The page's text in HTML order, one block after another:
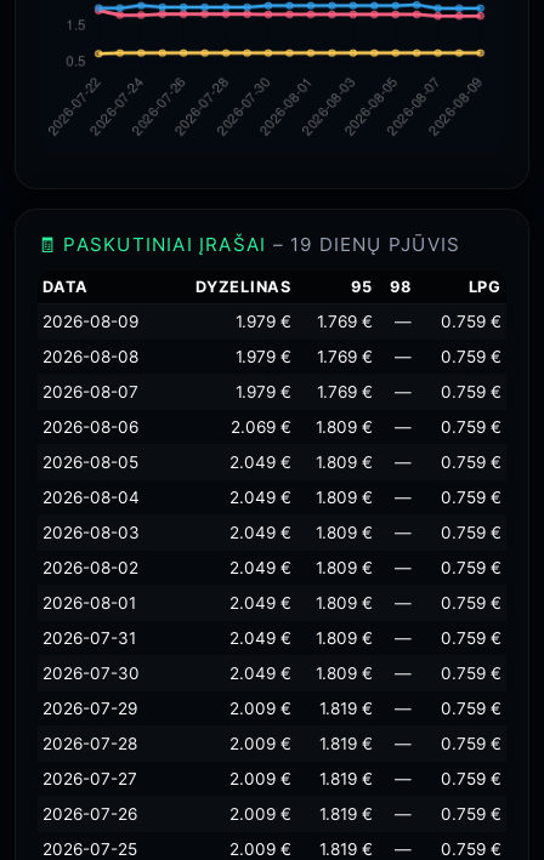
🧾 PASKUTINIAI ĮRAŠAI – 19 DIENŲ PJŪVIS
DATA DYZELINAS 95 98 LPG
2026-08-09 1.979 € 1.769 € —
0.759 €
2026-08-08
1.979 € 1.769 € —
0.759 €
2026-08-07
1.979 € 1.769 € —
0.759 €
2026-08-06
2.069 € 1.809 € —
0.759 €
2026-08-05
2.049 € 1.809 € —
0.759 €
2026-08-04
2.049 € 1.809 € —
0.759 €
2026-08-03
2.049 € 1.809 € —
0.759 €
2026-08-02
2.049 € 1.809 € —
0.759 €
2026-08-01
2.049 € 1.809 € —
0.759 €
2026-07-31
2.049 € 1.809 € —
0.759 €
2026-07-30
2.049 € 1.809 € —
0.759 €
2026-07-29
2.009 € 1.819 € —
0.759 €
2026-07-28
2.009 € 1.819 € —
0.759 €
2026-07-27
2.009 € 1.819 € —
0.759 €
2026-07-26
2.009 € 1.819 € —
0.759 €
2026-07-25
2.009 € 1.819 € —
0.759 €